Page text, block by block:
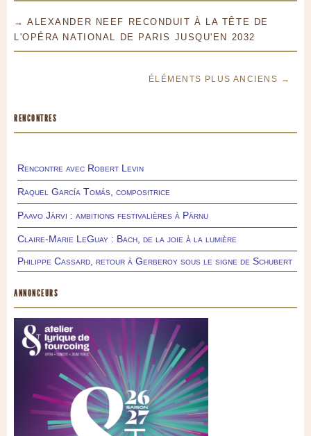
→ ALEXANDER NEEF RECONDUIT À LA TÊTE DE
L'OPÉRA NATIONAL DE PARIS JUSQU'EN 2032
ÉLÉMENTS PLUS ANCIENS →
RENCONTRES
Rencontre avec Robert Levin
Raquel García Tomás, compositrice
Paavo Järvi : ambitions festivalières à Pärnu
Claire-Marie LeGuay : Bach, de la joie à la lumière
Philippe Cassard, retour à Gerberoy sous le signe de Schubert
ANNONCEURS